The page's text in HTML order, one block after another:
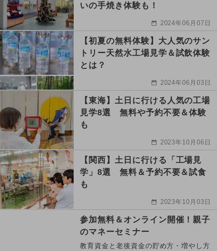
いの手焼き体験も！
2024年06月07日
【初夏の無料体験】大人気のサン
トリー天然水工場見学＆試飲体験
とは？
2024年06月03日
【東海】土日に行ける人気の工場
見学8選 無料や予約不要＆体験
も
2023年10月06日
【関西】土日に行ける「工場見
学」8選 無料＆予約不要＆試食
も
2023年10月03日
参加無料＆オンライン開催！親子
のマネーセミナー
教育資金と老後資金の貯め方・増やし方